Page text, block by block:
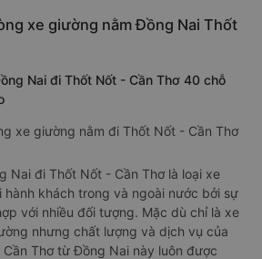
xe giường nằm Đồng Nai Thốt
Nai đi Thốt Nốt - Cần Thơ 40 chỗ
xe giường nằm đi Thốt Nốt - Cần Thơ
Nai đi Thốt Nốt - Cần Thơ là loại xe
hành khách trong và ngoài nước bởi sự
với nhiều đối tượng. Mặc dù chỉ là xe
nhưng chất lượng và dịch vụ của
Thơ từ Đồng Nai này luôn được